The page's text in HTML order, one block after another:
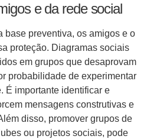
e da rede social
base preventiva, os amigos e o
proteção. Diagramas sociais
em grupos que desaprovam
probabilidade de experimentar
É importante identificar e
mensagens construtivas e
disso, promover grupos de
ou projetos sociais, pode